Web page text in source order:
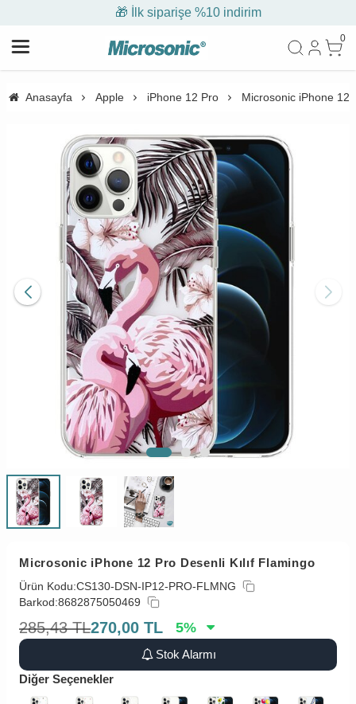
🎁 İlk siparişe %10 indirim
0
Anasayfa Apple iPhone 12 Pro Microsonic iPhone 12
Microsonic iPhone 12 Pro Desenli Kılıf Flamingo
Ürün Kodu:CS130-DSN-IP12-PRO-FLMNG
Barkod:8682875050469
285,43 TL270,00 TL 5%
Stok Alarmı
Diğer Seçenekler